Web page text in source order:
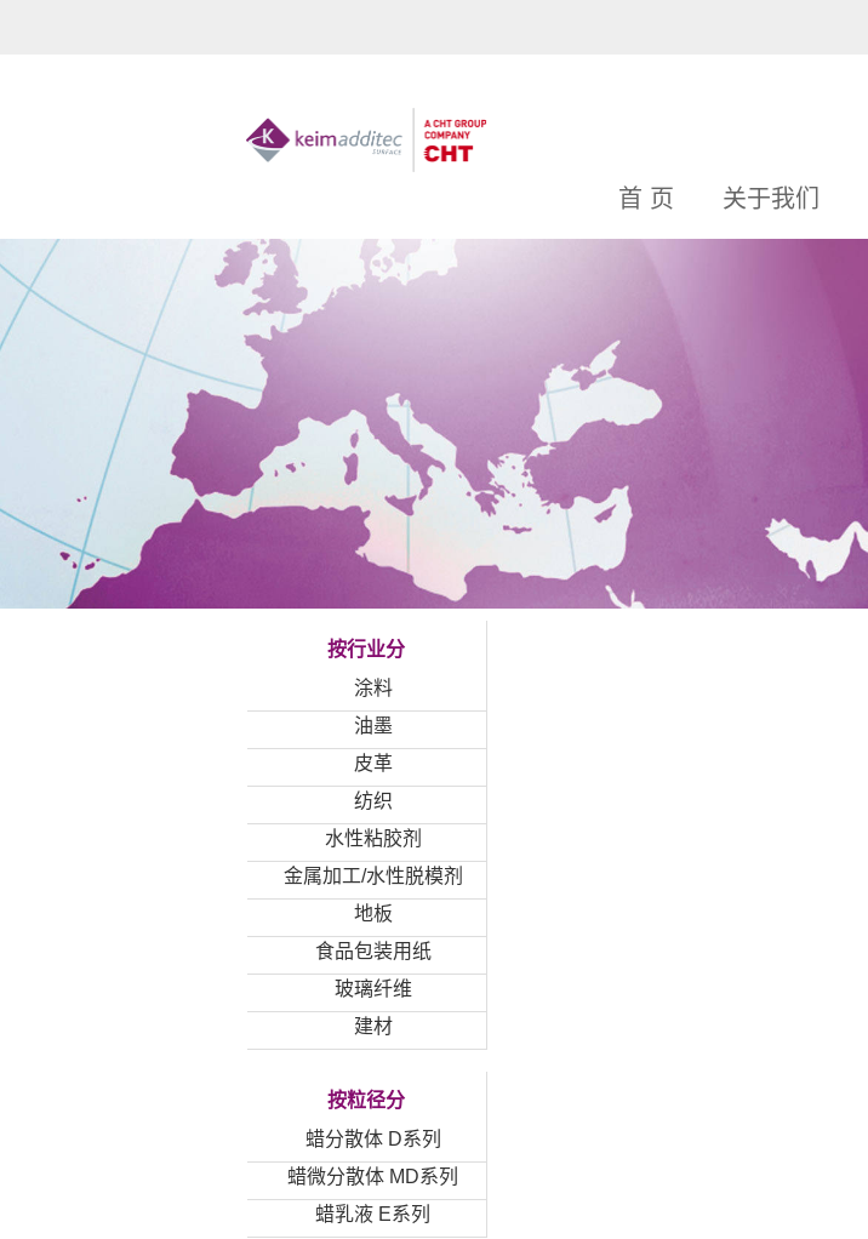
首 页 关于我们
按行业分
涂料
油墨
皮革
纺织
水性粘胶剂
金属加工/水性脱模剂
地板
食品包装用纸
玻璃纤维
建材
按粒径分
蜡分散体 D系列
蜡微分散体 MD系列
蜡乳液 E系列